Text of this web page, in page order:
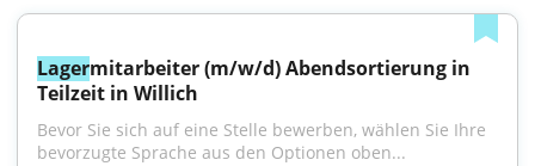
Lagermitarbeiter (m/w/d) Abendsortierung in
Teilzeit in Willich
Bevor Sie sich auf eine Stelle bewerben, wählen Sie Ihre
bevorzugte Sprache aus den Optionen oben...